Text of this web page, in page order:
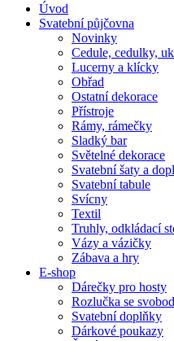
Úvod
Svatební půjčovna
Novinky
Cedule, cedulky,
Lucerny a klícky
Obřad
Ostatní dekorace
Přístroje
Rámy, rámečky
Sladký bar
Světelné dekorace
Svatební šaty a
Svatební tabule
Svícny
Textil
Truhly, odkládací
Vázy a vázičky
Zábava a hry
E-shop
Dárečky pro hosty
Rozlučka se
Svatební doplňky
Dárkové poukazy